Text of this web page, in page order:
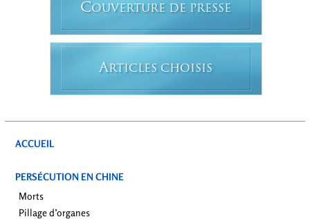
COUVERTURE DE PRESSE
ARTICLES CHOISIS
ACCUEIL
PERSÉCUTION EN CHINE
Morts
Pillage d’organes